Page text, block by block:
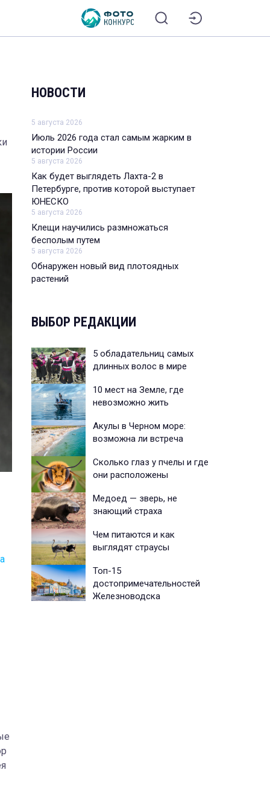
НОВОСТИ
5 августа 2026
Июль 2026 года стал самым жарким в
истории России
5 августа 2026
Как будет выглядеть Лахта-2 в
Петербурге, против которой выступает
ЮНЕСКО
5 августа 2026
Клещи научились размножаться
бесполым путем
5 августа 2026
Обнаружен новый вид плотоядных
растений
ВЫБОР РЕДАКЦИИ
5 обладательниц самых
длинных волос в мире
10 мест на Земле, где
невозможно жить
Акулы в Черном море:
возможна ли встреча
Сколько глаз у пчелы и где
они расположены
Медоед — зверь, не
знающий страха
Чем питаются и как
выглядят страусы
Топ-15
достопримечательностей
Железноводска